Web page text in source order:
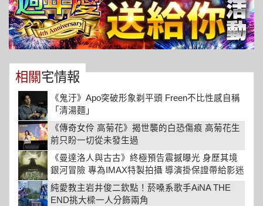
相關宅情報
《鬼汙》Apo突破形象剃平頭 Freen不比性感自稱
「清湯麵」
《傳奇女伶 高菊花》揭世襲的白恐傷痕 高菊花生
前只盼一切從未發生過
《曼達洛人與古古》終極預告震撼曝光 身歷其境
銀河冒險 專為IMAX特製拍攝 導演掛保證帶給影迷
最極致的星際冒險饗宴
純愛教主岩井俊二欽點！菸嗓系歌手AiNA THE
END挑大樑一人分飾兩角